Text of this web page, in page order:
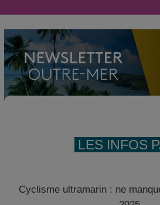
LES INFOS
Cyclisme ultramarin : ne